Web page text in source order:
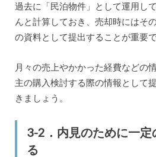
過去に「民泊物件」として運用し
んと計算しておき、売却時にはそ
の資料として提出することが重要で
月々の売上やかかった経費などの
主の購入検討する際の情報として
きましょう。
3-2．内見のために一定
る